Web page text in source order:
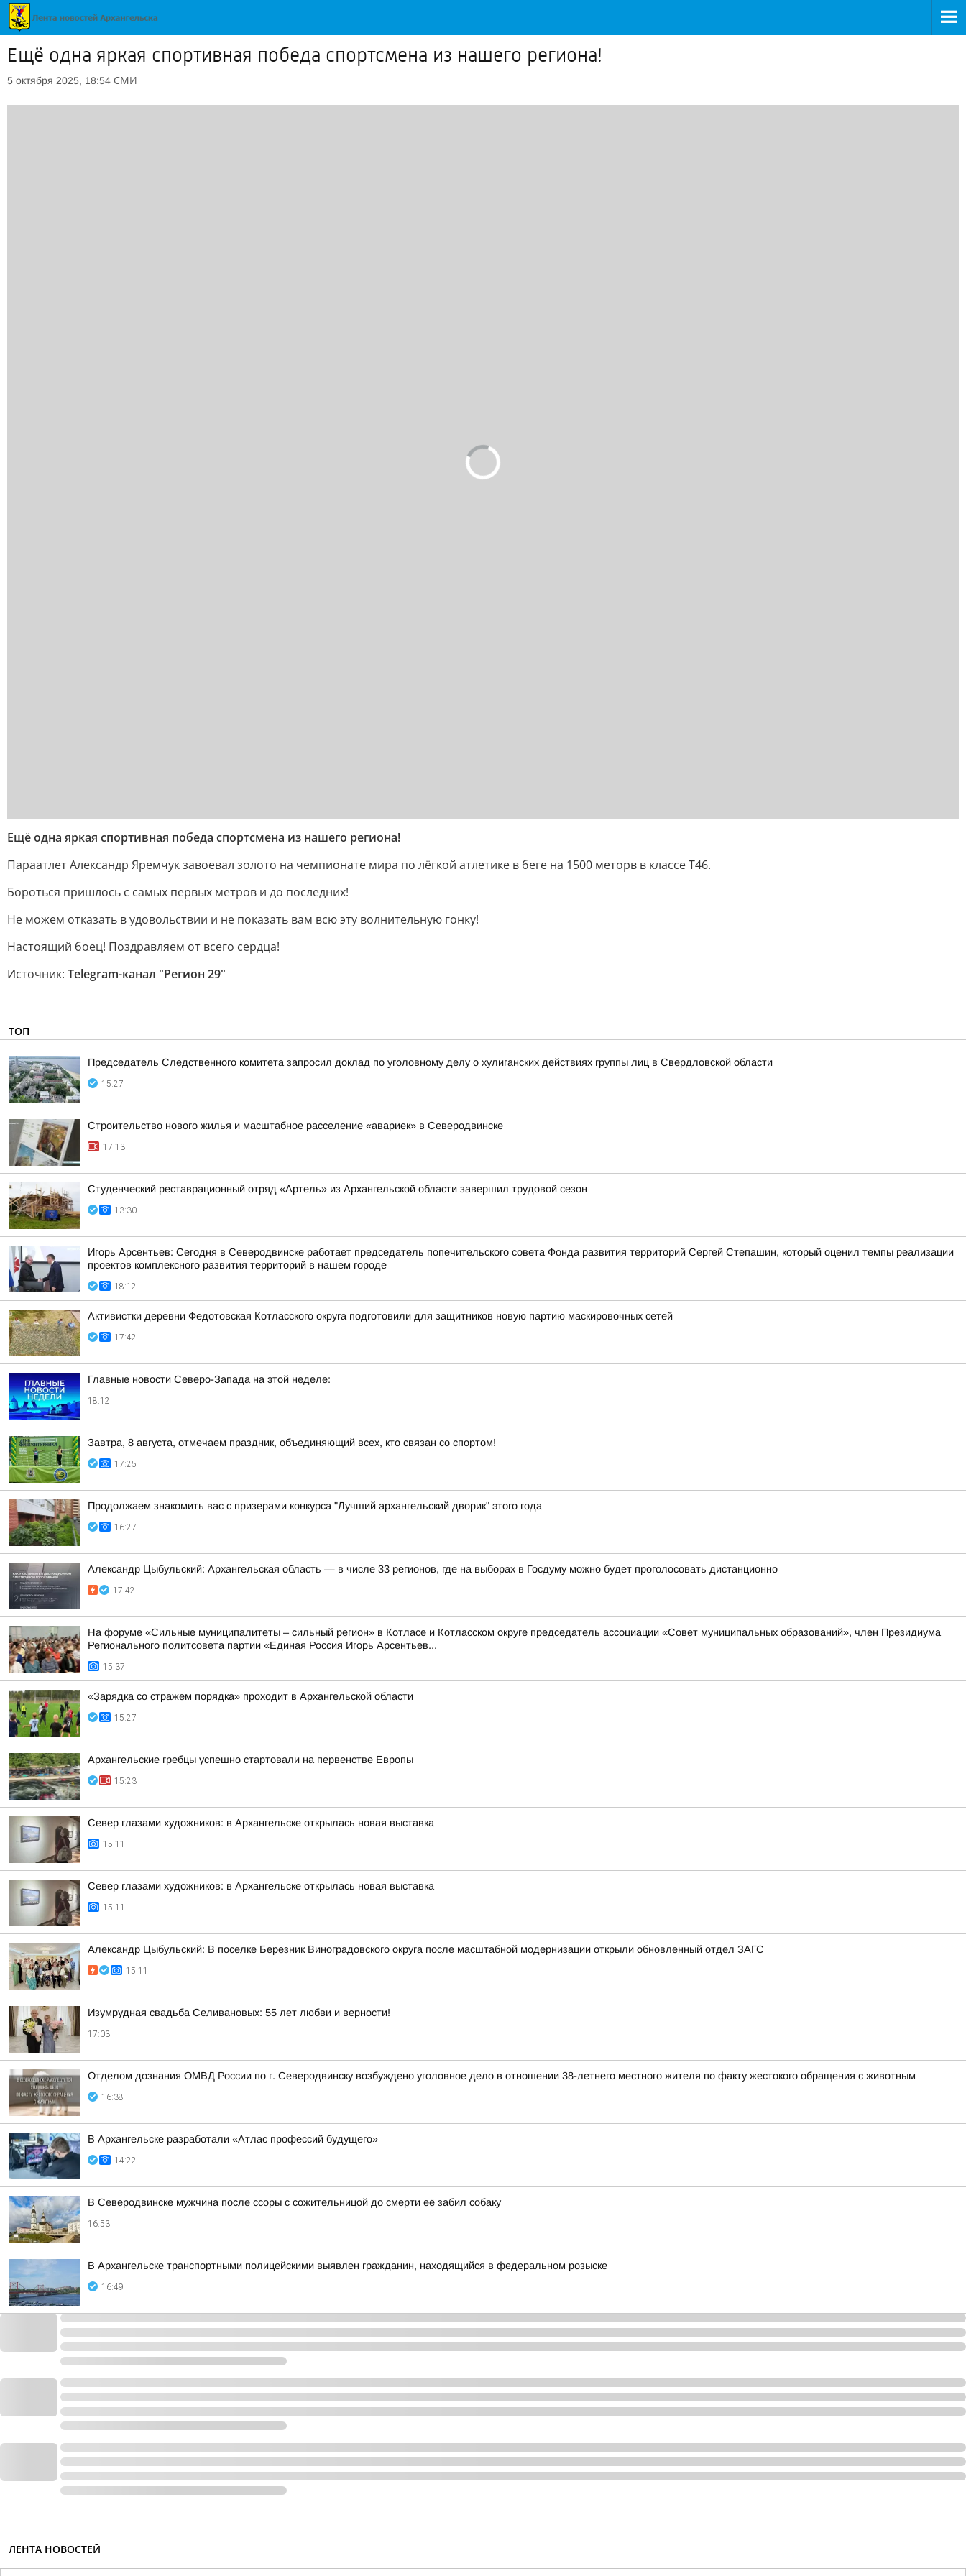
Ещё одна яркая спортивная победа спортсмена из нашего региона!
5 октября 2025, 18:54 СМИ
Ещё одна яркая спортивная победа спортсмена из нашего региона!
Параатлет Александр Яремчук завоевал золото на чемпионате мира по лёгкой атлетике в беге на 1500 меторв в классе Т46.
Бороться пришлось с самых первых метров и до последних!
Не можем отказать в удовольствии и не показать вам всю эту волнительную гонку!
Настоящий боец! Поздравляем от всего сердца!
Источник: Telegram-канал "Регион 29"
ТОП
Председатель Следственного комитета запросил доклад по уголовному делу о хулиганских действиях группы лиц в Свердловской области
15:27
Строительство нового жилья и масштабное расселение «авариек» в Северодвинске
17:13
Студенческий реставрационный отряд «Артель» из Архангельской области завершил трудовой сезон
13:30
Игорь Арсентьев: Сегодня в Северодвинске работает председатель попечительского совета Фонда развития территорий Сергей Степашин, который оценил темпы реализации
проектов комплексного развития территорий в нашем городе
18:12
Активистки деревни Федотовская Котласского округа подготовили для защитников новую партию маскировочных сетей
17:42
Главные новости Северо-Запада на этой неделе:
18:12
Завтра, 8 августа, отмечаем праздник, объединяющий всех, кто связан со спортом!
17:25
Продолжаем знакомить вас с призерами конкурса "Лучший архангельский дворик" этого года
16:27
Александр Цыбульский: Архангельская область — в числе 33 регионов, где на выборах в Госдуму можно будет проголосовать дистанционно
17:42
На форуме «Сильные муниципалитеты – сильный регион» в Котласе и Котласском округе председатель ассоциации «Совет муниципальных образований», член Президиума
Регионального политсовета партии «Единая Россия Игорь Арсентьев...
15:37
«Зарядка со стражем порядка» проходит в Архангельской области
15:27
Архангельские гребцы успешно стартовали на первенстве Европы
15:23
Север глазами художников: в Архангельске открылась новая выставка
15:11
Север глазами художников: в Архангельске открылась новая выставка
15:11
Александр Цыбульский: В поселке Березник Виноградовского округа после масштабной модернизации открыли обновленный отдел ЗАГС
15:11
Изумрудная свадьба Селивановых: 55 лет любви и верности!
17:03
Отделом дознания ОМВД России по г. Северодвинску возбуждено уголовное дело в отношении 38-летнего местного жителя по факту жестокого обращения с животным
16:38
В Архангельске разработали «Атлас профессий будущего»
14:22
В Северодвинске мужчина после ссоры с сожительницой до смерти её забил собаку
16:53
В Архангельске транспортными полицейскими выявлен гражданин, находящийся в федеральном розыске
16:49
ЛЕНТА НОВОСТЕЙ